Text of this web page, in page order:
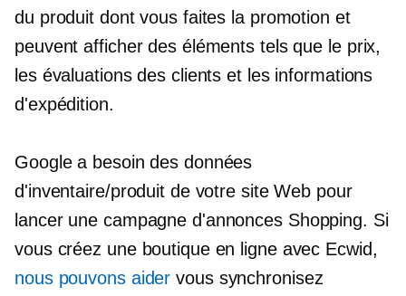
du produit dont vous faites la promotion et
peuvent afficher des éléments tels que le prix,
les évaluations des clients et les informations
d'expédition.
Google a besoin des données
d'inventaire/produit de votre site Web pour
lancer une campagne d'annonces Shopping. Si
vous créez une boutique en ligne avec Ecwid,
nous pouvons aider vous synchronisez